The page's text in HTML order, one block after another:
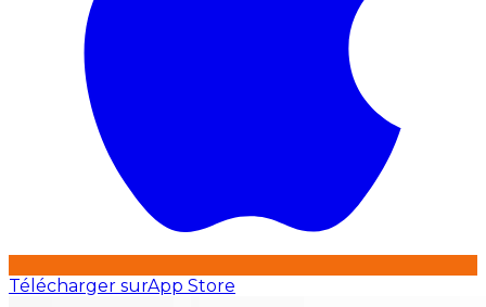
Télécharger surApp Store